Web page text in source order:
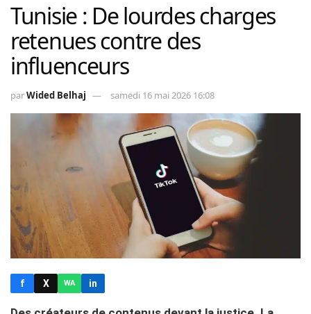
Tunisie : De lourdes charges
retenues contre des
influenceurs
parWided Belhaj samedi 16 mai 2026 16:08
f X WA in